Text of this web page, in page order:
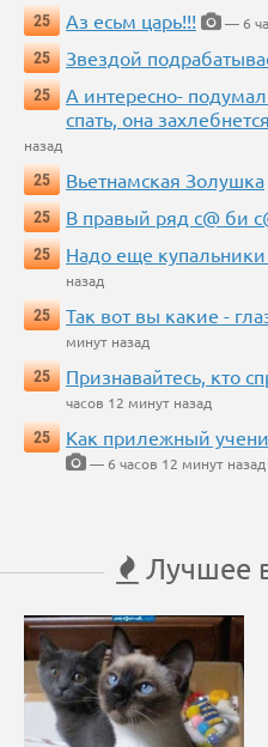
25
Аз есьм царь!!!
— 6
25
Звездой
25
А интересно-
спать, она
назад
25
Вьетнамская Золушка
25
В правый ряд с@ би
25
Надо еще купальники
назад
25
Так вот вы какие -
минут назад
25
Признавайтесь, кто
часов 12 минут назад
25
Как прилежный
— 6 часов 12 минут назад
Лучшее